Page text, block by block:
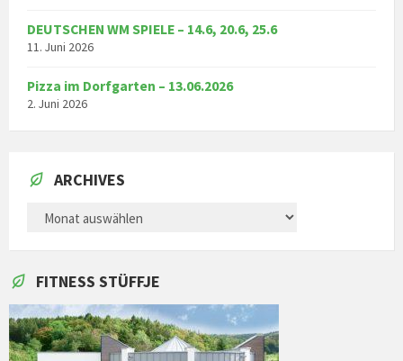
DEUTSCHEN WM SPIELE – 14.6, 20.6, 25.6
11. Juni 2026
Pizza im Dorfgarten – 13.06.2026
2. Juni 2026
ARCHIVES
ARCHIVES
FITNESS STÜFFJE